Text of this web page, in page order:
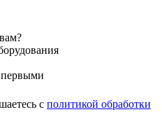
первыми
с политикой обработки